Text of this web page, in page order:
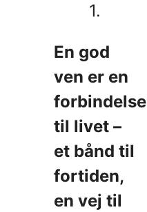
1.
En god
ven er en
forbindelse
til livet –
et bånd til
fortiden,
en vej til